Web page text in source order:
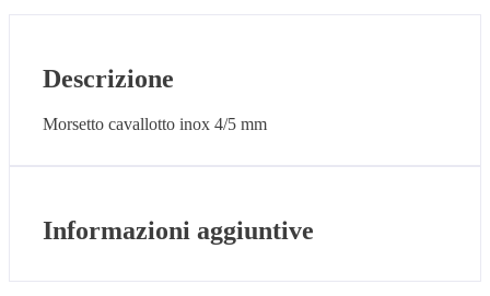
Descrizione
Morsetto cavallotto inox 4/5 mm
Informazioni aggiuntive